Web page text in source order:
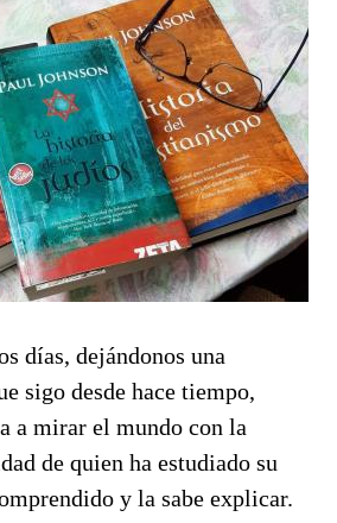
días, dejándonos una
sigo desde hace tiempo,
a mirar el mundo con la
de quien ha estudiado su
y la sabe explicar.